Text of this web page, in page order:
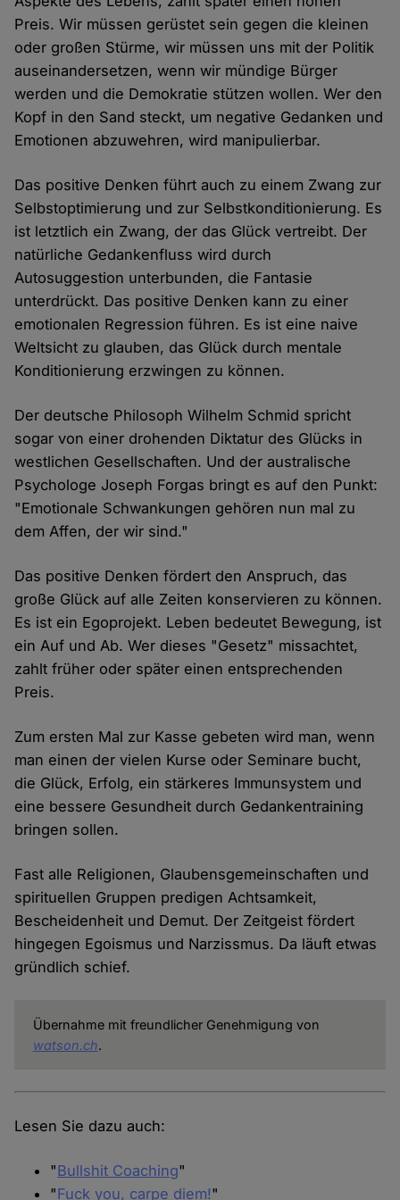
Preis. Wir müssen gerüstet sein gegen die kleinen
oder großen Stürme, wir müssen uns mit der Politik
auseinandersetzen, wenn wir mündige Bürger
werden und die Demokratie stützen wollen. Wer den
Kopf in den Sand steckt, um negative Gedanken und
Emotionen abzuwehren, wird manipulierbar.
Das positive Denken führt auch zu einem Zwang zur
Selbstoptimierung und zur Selbstkonditionierung. Es
ist letztlich ein Zwang, der das Glück vertreibt. Der
natürliche Gedankenfluss wird durch
Autosuggestion unterbunden, die Fantasie
unterdrückt. Das positive Denken kann zu einer
emotionalen Regression führen. Es ist eine naive
Weltsicht zu glauben, das Glück durch mentale
Konditionierung erzwingen zu können.
Der deutsche Philosoph Wilhelm Schmid spricht
sogar von einer drohenden Diktatur des Glücks in
westlichen Gesellschaften. Und der australische
Psychologe Joseph Forgas bringt es auf den Punkt:
"Emotionale Schwankungen gehören nun mal zu
dem Affen, der wir sind."
Das positive Denken fördert den Anspruch, das
große Glück auf alle Zeiten konservieren zu können.
Es ist ein Egoprojekt. Leben bedeutet Bewegung, ist
ein Auf und Ab. Wer dieses "Gesetz" missachtet,
zahlt früher oder später einen entsprechenden
Preis.
Zum ersten Mal zur Kasse gebeten wird man, wenn
man einen der vielen Kurse oder Seminare bucht,
die Glück, Erfolg, ein stärkeres Immunsystem und
eine bessere Gesundheit durch Gedankentraining
bringen sollen.
Fast alle Religionen, Glaubensgemeinschaften und
spirituellen Gruppen predigen Achtsamkeit,
Bescheidenheit und Demut. Der Zeitgeist fördert
hingegen Egoismus und Narzissmus. Da läuft etwas
gründlich schief.
Übernahme mit freundlicher Genehmigung von
watson.ch.
Lesen Sie dazu auch:
"Bullshit Coaching"
"Fuck you, carpe diem!"